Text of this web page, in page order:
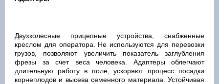
Двухколесные прицепные устройства, снабженные
креслом для оператора. Не используются для перевозки
грузов, позволяют увеличить показатель заглубления
фрезы за счет веса человека. Адаптеры облегчают
длительную работу в поле, ускоряют процесс посадки
корнеплодов и высева семенного материала. Устойчивая